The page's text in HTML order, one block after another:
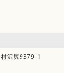
沢尻9379-1